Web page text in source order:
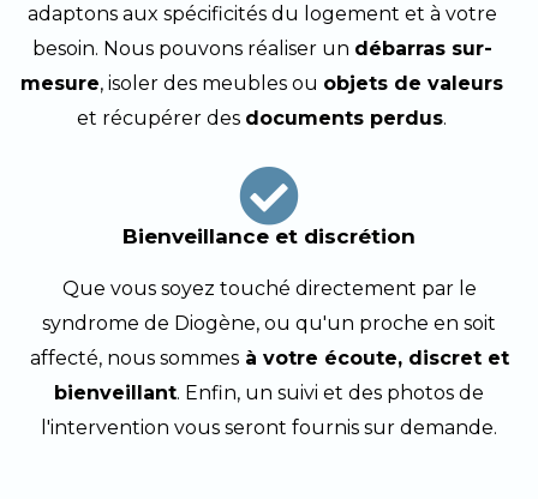
adaptons aux spécificités du logement et à votre
besoin. Nous pouvons réaliser un débarras sur-
mesure, isoler des meubles ou objets de valeurs
et récupérer des documents perdus.
Bienveillance et discrétion
Que vous soyez touché directement par le
syndrome de Diogène, ou qu'un proche en soit
affecté, nous sommesà votre écoute, discret et
bienveillant. Enfin, un suivi et des photos de
l'intervention vous seront fournis sur demande.